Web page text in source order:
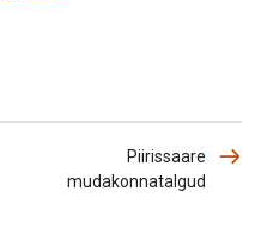
Piirissaare
mudakonnatalgud